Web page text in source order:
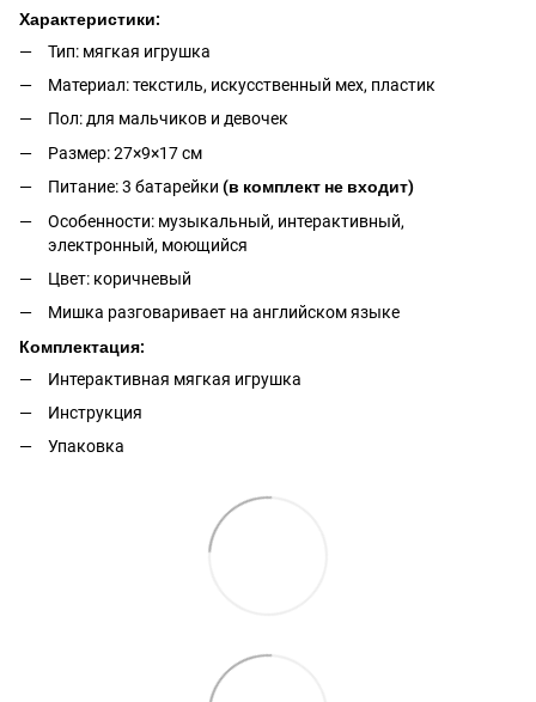
Характеристики:
Тип: мягкая игрушка
Материал: текстиль, искусственный мех, пластик
Пол: для мальчиков и девочек
Размер: 27×9×17 см
Питание: 3 батарейки (в комплект не входит)
Особенности: музыкальный, интерактивный,
электронный, моющийся
Цвет: коричневый
Мишка разговаривает на английском языке
​​​Комплектация:
Интерактивная мягкая игрушка
Инструкция
Упаковка